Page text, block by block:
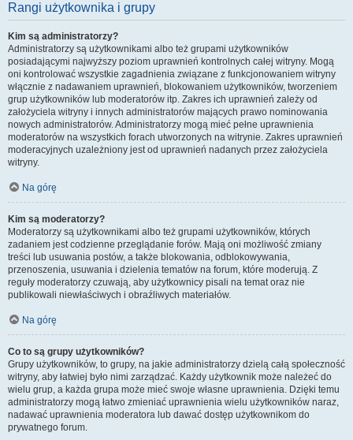
Rangi użytkownika i grupy
Kim są administratorzy?
Administratorzy są użytkownikami albo też grupami użytkowników
posiadającymi najwyższy poziom uprawnień kontrolnych całej witryny. Mogą
oni kontrolować wszystkie zagadnienia związane z funkcjonowaniem witryny
włącznie z nadawaniem uprawnień, blokowaniem użytkowników, tworzeniem
grup użytkowników lub moderatorów itp. Zakres ich uprawnień zależy od
założyciela witryny i innych administratorów mających prawo nominowania
nowych administratorów. Administratorzy mogą mieć pełne uprawnienia
moderatorów na wszystkich forach utworzonych na witrynie. Zakres uprawnień
moderacyjnych uzależniony jest od uprawnień nadanych przez założyciela
witryny.
Na górę
Kim są moderatorzy?
Moderatorzy są użytkownikami albo też grupami użytkowników, których
zadaniem jest codzienne przeglądanie forów. Mają oni możliwość zmiany
treści lub usuwania postów, a także blokowania, odblokowywania,
przenoszenia, usuwania i dzielenia tematów na forum, które moderują. Z
reguły moderatorzy czuwają, aby użytkownicy pisali na temat oraz nie
publikowali niewłaściwych i obraźliwych materiałów.
Na górę
Co to są grupy użytkowników?
Grupy użytkowników, to grupy, na jakie administratorzy dzielą całą społeczność
witryny, aby łatwiej było nimi zarządzać. Każdy użytkownik może należeć do
wielu grup, a każda grupa może mieć swoje własne uprawnienia. Dzięki temu
administratorzy mogą łatwo zmieniać uprawnienia wielu użytkowników naraz,
nadawać uprawnienia moderatora lub dawać dostęp użytkownikom do
prywatnego forum.